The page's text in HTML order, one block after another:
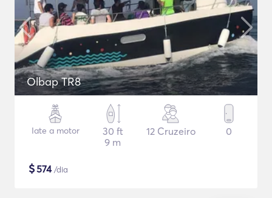
Olbap TR8
Iate a motor
30 ft
9 m
12 Cruzeiro 0
$574/dia